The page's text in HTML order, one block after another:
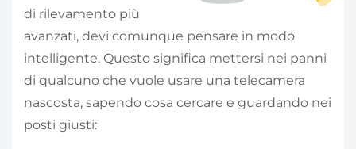
di rilevamento più
avanzati, devi comunque pensare in modo
intelligente. Questo significa mettersi nei panni
di qualcuno che vuole usare una telecamera
nascosta, sapendo cosa cercare e guardando nei
posti giusti: